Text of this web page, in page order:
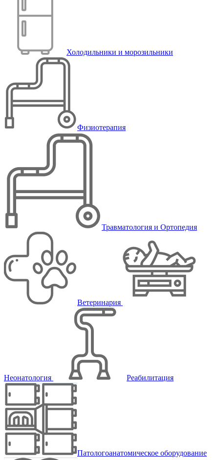
Холодильники и морозильники
Физиотерапия
Травматология и Ортопедия
Ветеринария
Неонатология Реабилитация
Патологоанатомическое оборудование